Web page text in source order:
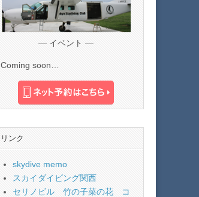
— イベント —
Coming soon…
リンク
skydive memo
スカイダイビング関西
セリノビル 竹の子菜の花 コ